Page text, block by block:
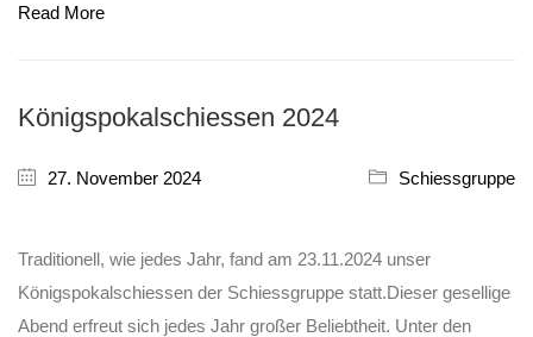
Read More
Königspokalschiessen 2024
27. November 2024 Schiessgruppe
Traditionell, wie jedes Jahr, fand am 23.11.2024 unser
Königspokalschiessen der Schiessgruppe statt.Dieser gesellige
Abend erfreut sich jedes Jahr großer Beliebtheit. Unter den